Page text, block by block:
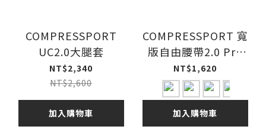
COMPRESSPORT
UC2.0大腿套
NT$2,340
NT$2,600
加入購物車
COMPRESSPORT 寬
版自由腰帶2.0 Pro
FreeBelt
NT$1,620
加入購物車